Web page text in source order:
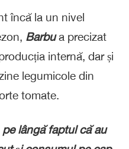
încă la un nivel
Barbua precizat
internă, dar și
legumicole din
tomate.
pe lângă faptul că au